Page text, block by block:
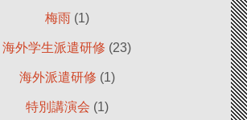
梅雨(1)
海外学生派遣研修 (23)
海外派遣研修 (1)
特別講演会 (1)